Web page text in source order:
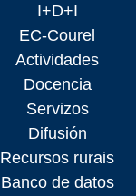
I+D+I
EC-Courel
Actividades
Docencia
Servizos
Difusión
Recursos rurais
Banco de datos